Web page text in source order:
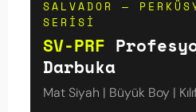
SALVADOR —
SERISI
SV-PRF
Darbuka
Mat Siyah | Büyük Boy |